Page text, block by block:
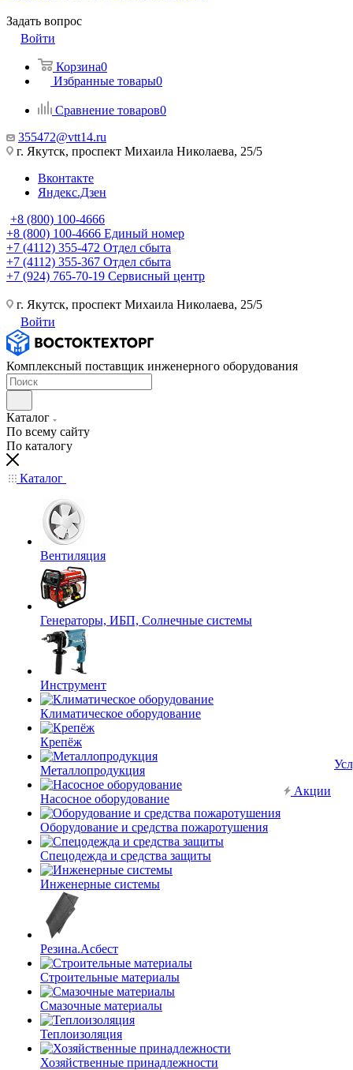
Задать вопрос
Войти
Корзина0
Избранные товары0
Сравнение товаров0
355472@vtt14.ru
г. Якутск, проспект Михаила Николаева, 25/5
Вконтакте
Яндекс.Дзен
+8 (800) 100-4666
+8 (800) 100-4666 Единый номер
+7 (4112) 355-472 Отдел сбыта
+7 (4112) 355-367 Отдел сбыта
+7 (924) 765-70-19 Сервисный центр
г. Якутск, проспект Михаила Николаева, 25/5
Войти
Комплексный поставщик инженерного оборудования
Каталог
По всему сайту
По каталогу
Каталог
Вентиляция
Генераторы, ИБП, Солнечные системы
Инструмент
Климатическое оборудование
Крепёж
Металлопродукция
Насосное оборудование
Оборудование и средства пожаротушения
Спецодежда и средства защиты
Инженерные системы
Резина.Асбест
Строительные материалы
Смазочные материалы
Теплоизоляция
Хозяйственные принадлежности
Акции